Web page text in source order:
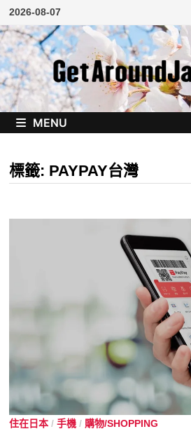
Skip
to
content
2026-08-07
MENU
標籤: PAYPAY台灣
住在日本 /手機 / 購物/SHOPPING